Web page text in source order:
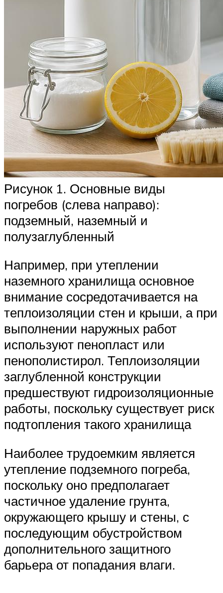
Рисунок 1. Основные виды
погребов (слева направо):
подземный, наземный и
полузаглубленный
Например, при утеплении
наземного хранилища основное
внимание сосредотачивается на
теплоизоляции стен и крыши, а при
выполнении наружных работ
используют пенопласт или
пенополистирол. Теплоизоляции
заглубленной конструкции
предшествуют гидроизоляционные
работы, поскольку существует риск
подтопления такого хранилища
Наиболее трудоемким является
утепление подземного погреба,
поскольку оно предполагает
частичное удаление грунта,
окружающего крышу и стены, с
последующим обустройством
дополнительного защитного
барьера от попадания влаги.